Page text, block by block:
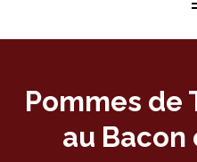
Pommes de
au Bacon